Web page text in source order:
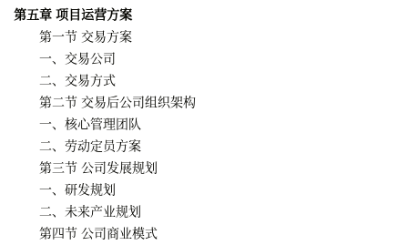
第五章 项目运营方案
第一节 交易方案
一、交易公司
二、交易方式
第二节 交易后公司组织架构
一、核心管理团队
二、劳动定员方案
第三节 公司发展规划
一、研发规划
二、未来产业规划
第四节 公司商业模式